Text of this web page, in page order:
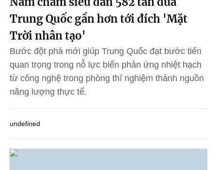
Trung Quốc gần hơn tới đích 'Mặt
Trời nhân tạo'
Bước đột phá mới giúp Trung Quốc đạt bước tiến
quan trọng trong nỗ lực biến phản ứng nhiệt hạch
từ công nghệ trong phòng thí nghiệm thành nguồn
năng lượng thực tế.
undefined